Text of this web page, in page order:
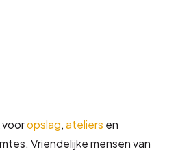
vooropslag,ateliers en
Vriendelijke mensen van